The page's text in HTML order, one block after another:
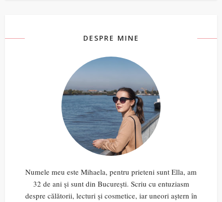
DESPRE MINE
Numele meu este Mihaela, pentru prieteni sunt Ella, am
32 de ani și sunt din București. Scriu cu entuziasm
despre călătorii, lecturi și cosmetice, iar uneori aștern în